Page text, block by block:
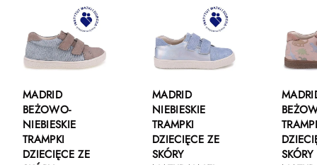
MADRID
BEŻOWO-
NIEBIESKIE
TRAMPKI
DZIECIĘCE ZE
MADRID
NIEBIESKIE
TRAMPKI
DZIECIĘCE ZE
SKÓRY
SKÓRY